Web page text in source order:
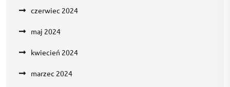
czerwiec 2024
maj 2024
kwiecień 2024
marzec 2024